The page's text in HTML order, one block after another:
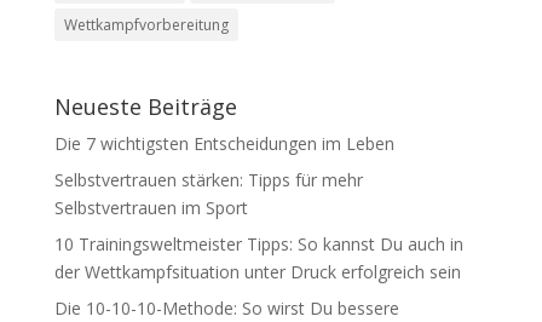
Wettkampfvorbereitung
Neueste Beiträge
Die 7 wichtigsten Entscheidungen im Leben
Selbstvertrauen stärken: Tipps für mehr
Selbstvertrauen im Sport
10 Trainingsweltmeister Tipps: So kannst Du auch in
der Wettkampfsituation unter Druck erfolgreich sein
Die 10-10-10-Methode: So wirst Du bessere